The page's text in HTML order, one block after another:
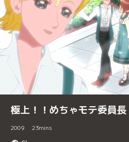
極上！！めちゃモテ委員
2009 23mins